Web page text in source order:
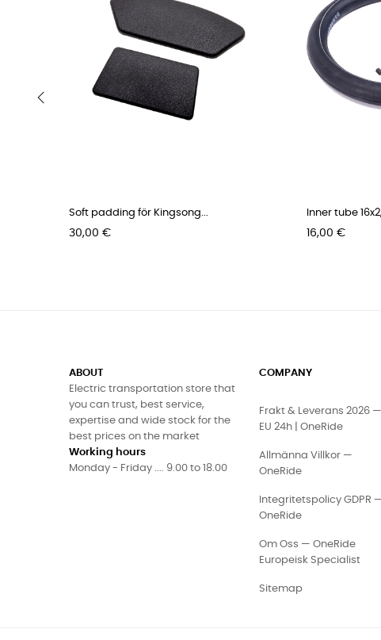
Soft padding för Kingsong...
Pris
30,00 €
Inner tube
Pris
16,00 €
ABOUT
Electric transportation store that
you can trust, best service,
expertise and wide stock for the
best prices on the market
Working hours
Monday - Friday .... 9.00 to 18.00
COMPANY
Frakt & Leverans 2026 —
EU 24h | OneRide
Allmänna Villkor —
OneRide
Integritetspolicy GDPR
OneRide
Om Oss — OneRide
Europeisk Specialist
Sitemap